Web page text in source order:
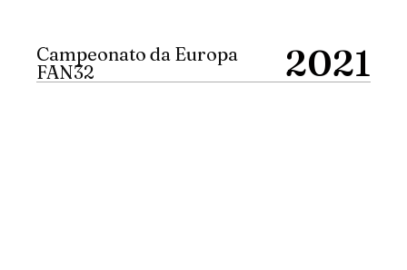
Campeonato da Europa
FAN32
2021